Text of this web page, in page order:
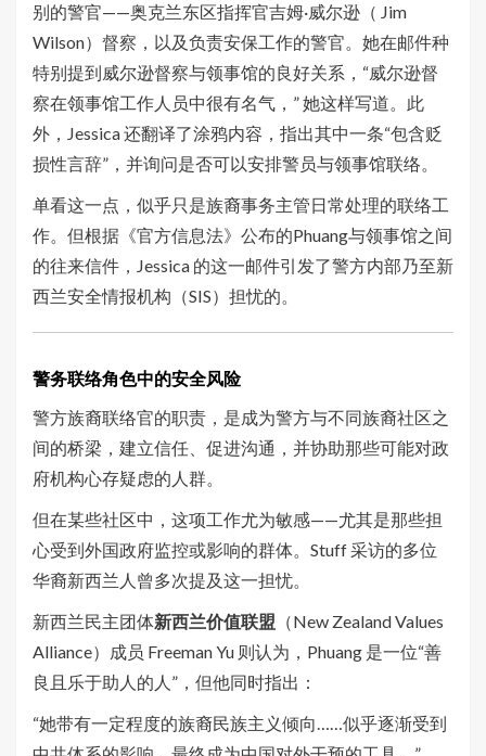
别的警官——奥克兰东区指挥官吉姆·威尔逊（ Jim
Wilson）督察，以及负责安保工作的警官。她在邮件种
特别提到威尔逊督察与领事馆的良好关系，“威尔逊督
察在领事馆工作人员中很有名气，” 她这样写道。此
外，Jessica 还翻译了涂鸦内容，指出其中一条“包含贬
损性言辞”，并询问是否可以安排警员与领事馆联络。
单看这一点，似乎只是族裔事务主管日常处理的联络工
作。但根据《官方信息法》公布的Phuang与领事馆之间
的往来信件，Jessica 的这一邮件引发了警方内部乃至新
西兰安全情报机构（SIS）担忧的。
警务联络角色中的安全风险
警方族裔联络官的职责，是成为警方与不同族裔社区之
间的桥梁，建立信任、促进沟通，并协助那些可能对政
府机构心存疑虑的人群。
但在某些社区中，这项工作尤为敏感——尤其是那些担
心受到外国政府监控或影响的群体。Stuff 采访的多位
华裔新西兰人曾多次提及这一担忧。
新西兰民主团体新西兰价值联盟 （New Zealand Values
Alliance）成员 Freeman Yu 则认为，Phuang 是一位“善
良且乐于助人的人”，但他同时指出：
“她带有一定程度的族裔民族主义倾向……似乎逐渐受到